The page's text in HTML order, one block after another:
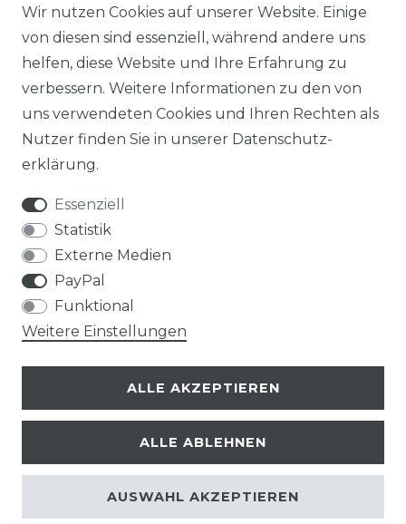
© Copyright 2026 | Alle Rechte vorbehalten.
Wir nutzen Cookies auf unserer Website. Einige
von diesen sind essenziell, während andere uns
helfen, diese Website und Ihre Erfahrung zu
verbessern. Weitere Informationen zu den von
uns verwendeten Cookies und Ihren Rechten als
Nutzer finden Sie in unserer Daten­schutz­
erklärung.
Essenziell
Statistik
Externe Medien
PayPal
Funktional
Weitere Einstellungen
ALLE AKZEPTIEREN
ALLE ABLEHNEN
AUSWAHL AKZEPTIEREN